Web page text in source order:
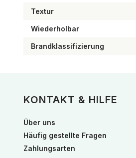
Textur
Wiederholbar
Brandklassifizierung
KONTAKT & HILFE
Über uns
Häufig gestellte Fragen
Zahlungsarten